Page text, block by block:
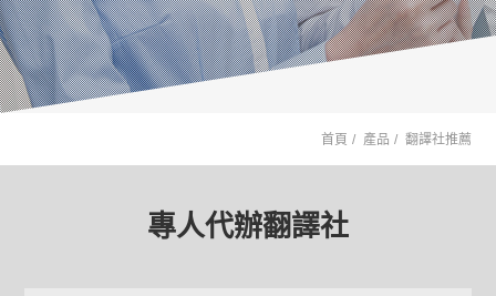
首頁 產品 翻譯社推薦
專人代辦翻譯社